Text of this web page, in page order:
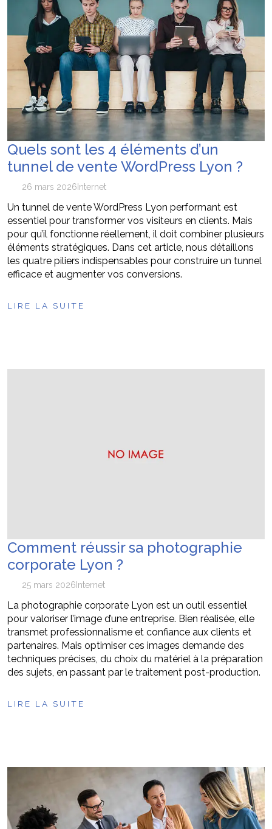
Quels sont les 4 éléments d’un
tunnel de vente WordPress Lyon ?
26 mars 2026 Internet
Un tunnel de vente WordPress Lyon performant est
essentiel pour transformer vos visiteurs en clients. Mais
pour qu’il fonctionne réellement, il doit combiner plusieurs
éléments stratégiques. Dans cet article, nous détaillons
les quatre piliers indispensables pour construire un tunnel
efficace et augmenter vos conversions.
LIRE LA SUITE
Comment réussir sa photographie
corporate Lyon ?
25 mars 2026 Internet
La photographie corporate Lyon est un outil essentiel
pour valoriser l’image d’une entreprise. Bien réalisée, elle
transmet professionnalisme et confiance aux clients et
partenaires. Mais optimiser ces images demande des
techniques précises, du choix du matériel à la préparation
des sujets, en passant par le traitement post-production.
LIRE LA SUITE